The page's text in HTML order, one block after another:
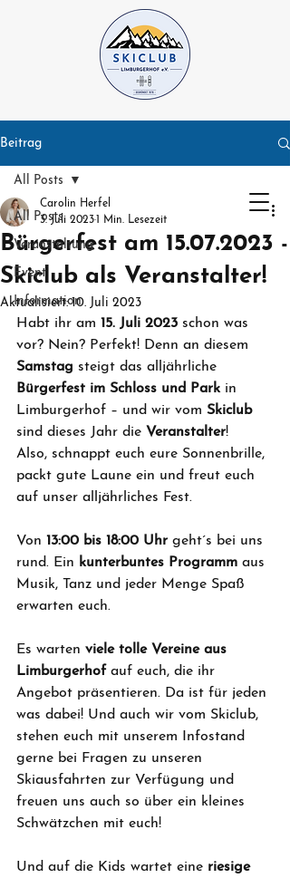
Beitrag
All Posts
Veranstaltung
Event
Information
All Posts
Bürgerfest am 15.07.2023 -
Skiclub als Veranstalter!
Carolin Herfel
3. Juli 2023
1 Min. Lesezeit
Aktualisiert:10. Juli 2023
Habt ihr am 15. Juli 2023 schon was
vor? Nein? Perfekt! Denn an diesem
Samstag steigt das alljährliche
Bürgerfest im Schloss und Park in
Limburgerhof – und wir vom Skiclub
sind dieses Jahr die Veranstalter!
Also, schnappt euch eure Sonnenbrille,
packt gute Laune ein und freut euch
auf unser alljährliches Fest.
Von 13:00 bis 18:00 Uhr geht´s bei uns
rund. Ein kunterbuntes Programm aus
Musik, Tanz und jeder Menge Spaß
erwarten euch.
Es warten viele tolle Vereine aus
Limburgerhof auf euch, die ihr
Angebot präsentieren. Da ist für jeden
was dabei! Und auch wir vom Skiclub,
stehen euch mit unserem Infostand
gerne bei Fragen zu unseren
Skiausfahrten zur Verfügung und
freuen uns auch so über ein kleines
Schwätzchen mit euch!
Und auf die Kids wartet eine riesige